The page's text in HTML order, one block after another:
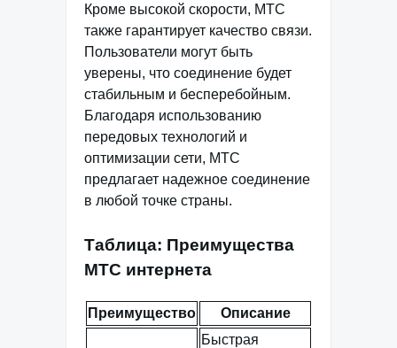
Кроме высокой скорости, МТС
также гарантирует качество связи.
Пользователи могут быть
уверены, что соединение будет
стабильным и бесперебойным.
Благодаря использованию
передовых технологий и
оптимизации сети, МТС
предлагает надежное соединение
в любой точке страны.
Таблица: Преимущества
МТС интернета
Преимущество Описание
Быстрая